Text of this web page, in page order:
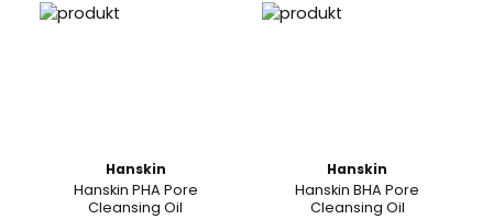
Hanskin
Hanskin PHA Pore
Cleansing Oil
Hanskin
Hanskin BHA Pore
Cleansing Oil